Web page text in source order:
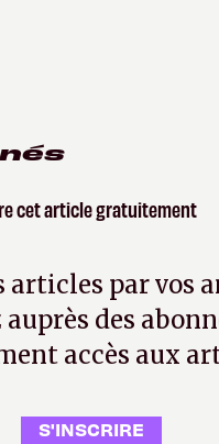
cet article gratuitement
par vos
des
accès aux
S'INSCRIRE